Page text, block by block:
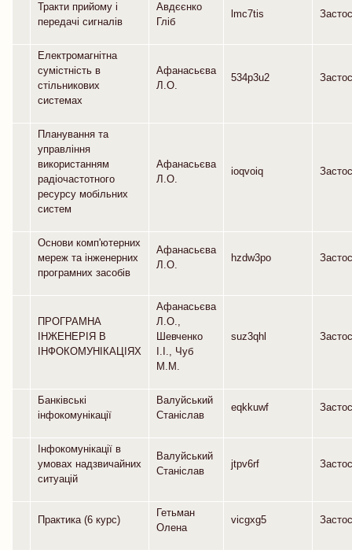
Тракти прийому і
передачі сигналів
Авдєєнко
Гліб
lmc7tis
Електромагнітна
сумістність в
стільникових
системах
Афанасьєва
Л.О.
534p3u2
Планування та
управління
використанням
радіочастотного
ресурсу мобільних
систем
Афанасьєва
Л.О.
ioqvoiq
Основи комп'ютерних
мереж та інженерних
програмних засобів
Афанасьєва
Л.О.
hzdw3po
ПРОГРАМНА
ІНЖЕНЕРІЯ В
ІНФОКОМУНІКАЦІЯХ
Афанасьєва
Л.О.,
Шевченко
І.І., Чуб
М.М.
suz3qhl
Банківські
інфокомунікації
Валуйський
Станіслав
eqkkuwf
Інфокомунікації в
умовах надзвичайних
ситуацій
Валуйський
Станіслав
jtpv6rf
Практика (6 курс)
Гетьман
Олена
vicgxg5